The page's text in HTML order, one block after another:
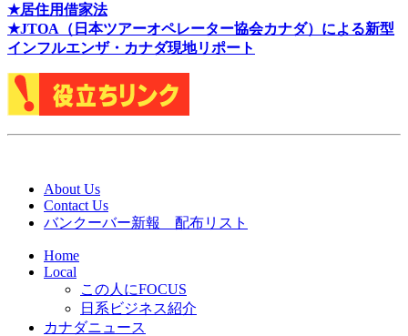
★居住用借家法
★JTOA（日本ツアーオペレーター協会カナダ）による新型
インフルエンザ・カナダ現地リポート
About Us
Contact Us
バンクーバー新報 配布リスト
Home
Local
この人にFOCUS
日系ビジネス紹介
カナダニュース